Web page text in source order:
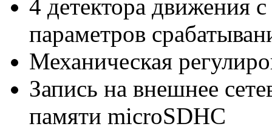
4 детектора движения
параметров
Механическая
Запись на внешнее
памяти microSDHC